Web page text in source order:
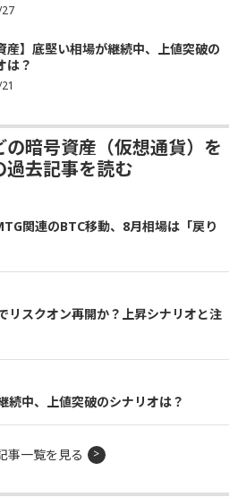
産】底堅い相場が継続中、上値突破の
は？
の暗号資産（仮想通貨）を
過去記事を読む
関連のBTC移動、8月相場は「戻り
リスクオン再開か？上昇シナリオと注
続中、上値突破のシナリオは？
事一覧を見る